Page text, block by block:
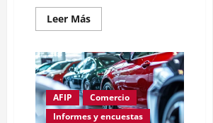
Leer MásLeer
más
Se
profundiza
la
crisis
en
el
sector
AFIP
Comercio
Informes y encuestas